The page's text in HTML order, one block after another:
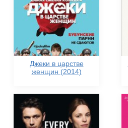
Джеки в царстве
женщин (2014)